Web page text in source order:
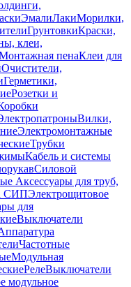
ЭмалиЛакиМорилки,
ГрунтовкиКраски,
клеи,
пенаКлеи для
Очистители,
Герметики,
Розетки и
Вилки,
Электромонтажные
Трубки
Кабель и системы
Силовой
Аксессуары для труб,
СИПЭлектрощитовое
для
Выключатели
Частотные
Модульная
РелеВыключатели
модульное